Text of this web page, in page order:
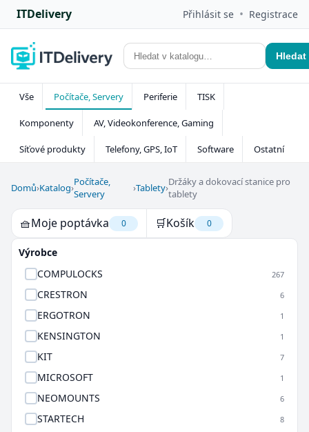
ITDelivery Přihlásit se • Registrace
Hledat
Vše Počítače, Servery Periferie TISK
Komponenty AV, Videokonference, Gaming
Síťové produkty Telefony, GPS, IoT Software Ostatní
Domů›Katalog›Počítače,
Servery
›Tablety›Držáky a dokovací stanice pro
tablety
🧺Moje poptávka 0 🛒Košík 0
Výrobce
COMPULOCKS
267
CRESTRON 6
ERGOTRON 1
KENSINGTON 1
KIT 7
MICROSOFT 1
NEOMOUNTS 6
STARTECH 8